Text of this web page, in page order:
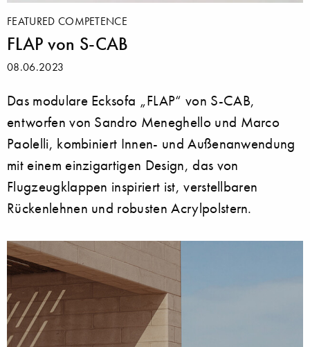
FEATURED COMPETENCE
FLAP von S-CAB
08.06.2023
Das modulare Ecksofa „FLAP“ von S-CAB,
entworfen von Sandro Meneghello und Marco
Paolelli, kombiniert Innen- und Außenanwendung
mit einem einzigartigen Design, das von
Flugzeugklappen inspiriert ist, verstellbaren
Rückenlehnen und robusten Acrylpolstern.